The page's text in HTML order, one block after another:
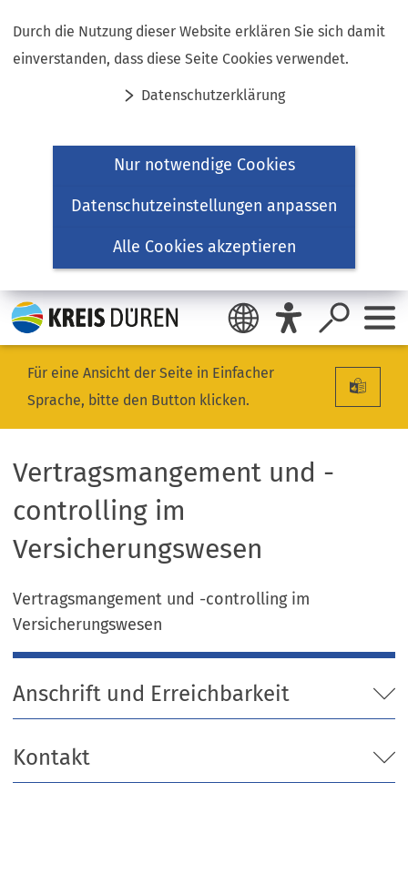
Durch die Nutzung dieser Website erklären Sie sich damit
einverstanden, dass diese Seite Cookies verwendet.
Datenschutzerklärung
Nur notwendige Cookies
Datenschutzeinstellungen anpassen
Alle Cookies akzeptieren
Inhalt anspringen
Für eine Ansicht der Seite in Einfacher
Sprache, bitte den Button klicken.
Vertragsmangement und -
controlling im
Versicherungswesen
Vertragsmangement und -controlling im
Versicherungswesen
Anschrift und Erreichbarkeit
Kontakt